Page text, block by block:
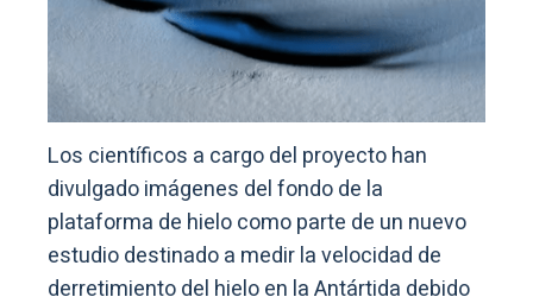
Los científicos a cargo del proyecto han
divulgado imágenes del fondo de la
plataforma de hielo como parte de un nuevo
estudio destinado a medir la velocidad de
derretimiento del hielo en la Antártida debido